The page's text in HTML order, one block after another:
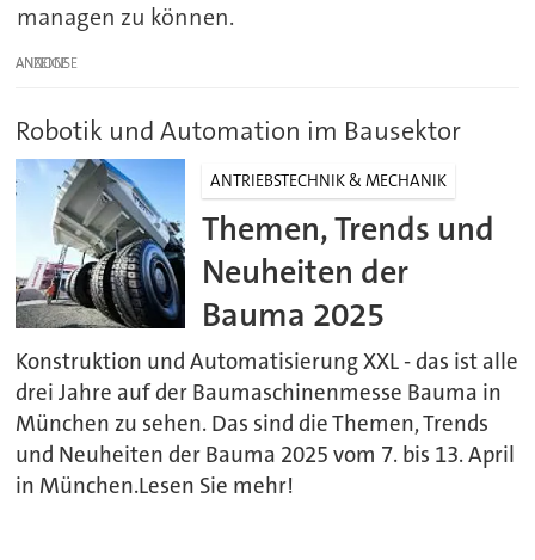
managen zu können.
ANZEIGE
Robotik und Automation im Bausektor
ANTRIEBSTECHNIK & MECHANIK
Themen, Trends und
Neuheiten der
Bauma 2025
Konstruktion und Automatisierung XXL - das ist alle
drei Jahre auf der Baumaschinenmesse Bauma in
München zu sehen. Das sind die Themen, Trends
und Neuheiten der Bauma 2025 vom 7. bis 13. April
in München.Lesen Sie mehr!